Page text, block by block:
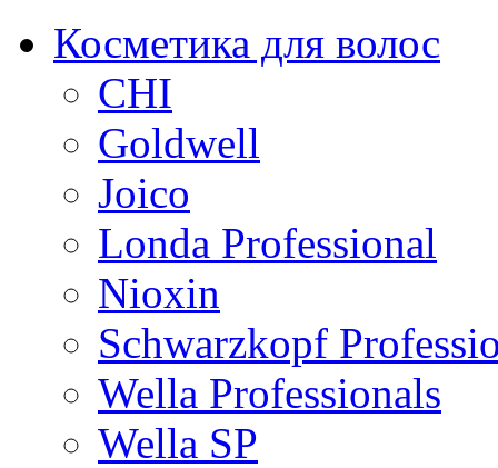
Косметика для волос
CHI
Goldwell
Joico
Londa Professional
Nioxin
Schwarzkopf
Wella Professionals
Wella SP